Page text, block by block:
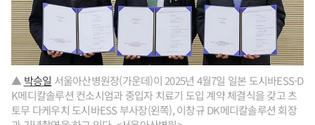
▲ 박승일 서울아산병원장(가운데)이 2025년 4월7일 일본 도시바ESS-D
K메디칼솔루션 컨소시엄과 중입자 치료기 도입 계약 체결식을 갖고 츠
토무 다케우치 도시바ESS 부사장(왼쪽), 이창규 DK메디칼솔루션 회장